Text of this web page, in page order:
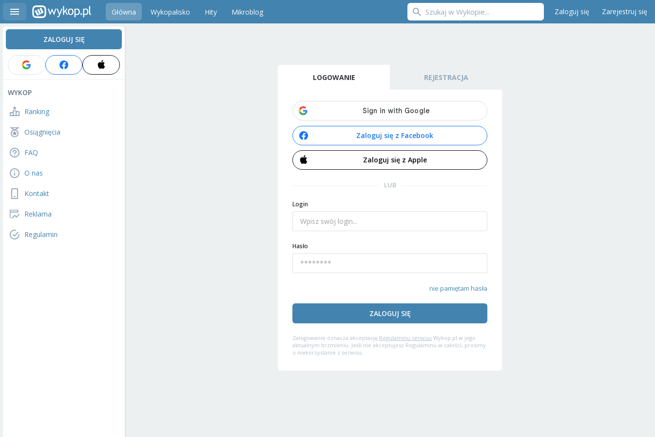
Główna Wykopalisko Hity Mikroblog Zaloguj się Zarejestruj się
ZALOGUJ SIĘ
WYKOP
Ranking
Osiągnięcia
FAQ
O nas
Kontakt
Reklama
Regulamin
LOGOWANIE REJESTRACJA
Zaloguj się z Facebook
Zaloguj się z Apple
LUB
Login
Hasło
nie pamiętam hasła
ZALOGUJ SIĘ
Zalogowanie oznacza akceptację Regulaminu serwisu Wykop.pl w jego
aktualnym brzmieniu. Jeśli nie akceptujesz Regulaminu w całości, prosimy
o niekorzystanie z serwisu.